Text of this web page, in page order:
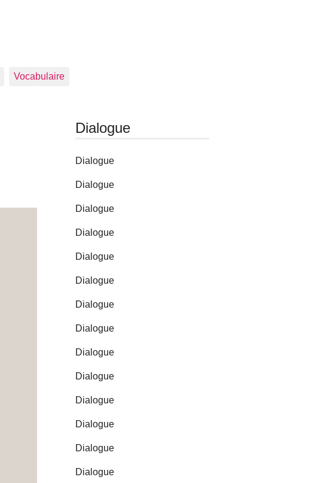
Vocabulaire
Dialogue
Dialogue
Dialogue
Dialogue
Dialogue
Dialogue
Dialogue
Dialogue
Dialogue
Dialogue
Dialogue
Dialogue
Dialogue
Dialogue
Dialogue